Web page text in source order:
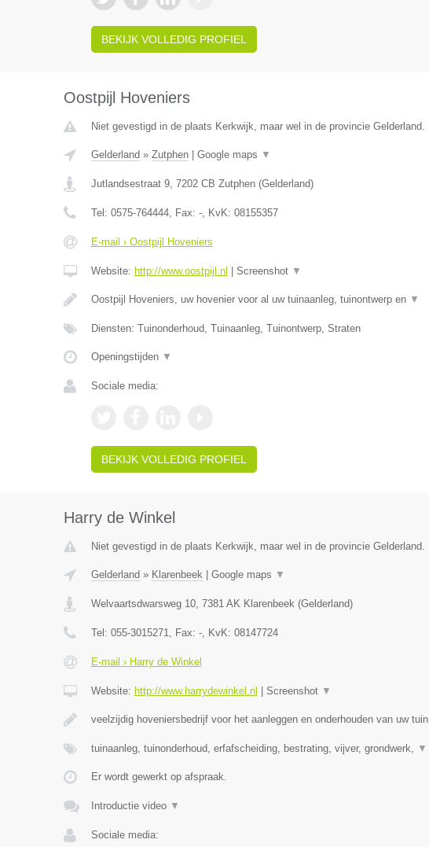
BEKIJK VOLLEDIG PROFIEL
Oostpijl Hoveniers
Niet gevestigd in de plaats Kerkwijk, maar wel in de provincie Gelderland.
Gelderland » Zutphen| Google maps ▼
Jutlandsestraat 9, 7202 CB Zutphen(Gelderland)
Tel: 0575-764444, Fax: -, KvK: 08155357
E-mail › Oostpijl Hoveniers
Website: http://www.oostpijl.nl Screenshot ▼
Oostpijl Hoveniers, uw hovenier voor al uw tuinaanleg, tuinontwerp en ▼
Diensten: Tuinonderhoud, Tuinaanleg, Tuinontwerp, Straten
Openingstijden ▼
Sociale media:
BEKIJK VOLLEDIG PROFIEL
Harry de Winkel
Niet gevestigd in de plaats Kerkwijk, maar wel in de provincie Gelderland.
Gelderland » Klarenbeek| Google maps ▼
Welvaartsdwarsweg 10, 7381 AK Klarenbeek(Gelderland)
Tel: 055-3015271, Fax: -, KvK: 08147724
E-mail › Harry de Winkel
Website: http://www.harrydewinkel.nl Screenshot ▼
veelzijdig hoveniersbedrijf voor het aanleggen en onderhouden van uw tuin
tuinaanleg, tuinonderhoud, erfafscheiding, bestrating, vijver, grondwerk, ▼
Er wordt gewerkt op afspraak.
Introductie video ▼
Sociale media: